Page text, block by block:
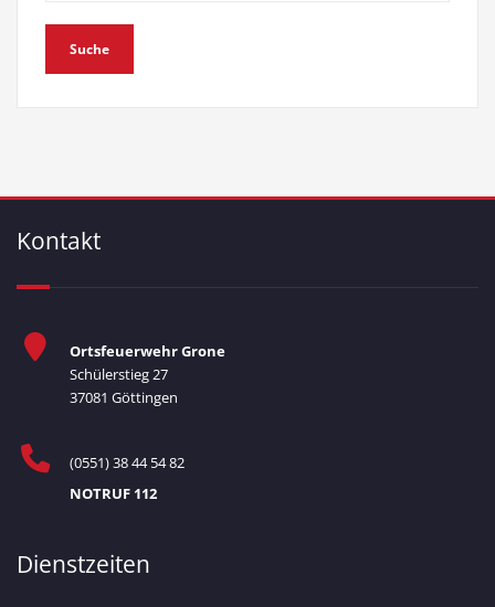
Kontakt
Ortsfeuerwehr Grone
Schülerstieg 27
37081 Göttingen
(0551) 38 44 54 82
NOTRUF 112
Dienstzeiten